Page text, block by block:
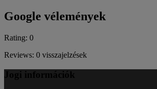
Google vélemények
Rating: 0
Reviews: 0 visszajelzések
Jogi információk